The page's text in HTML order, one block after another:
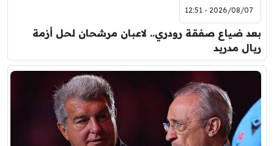
2026/08/07 - 12:51
بعد ضياع صفقة رودري.. لاعبان مرشحان لحل أزمة
ريال مدريد